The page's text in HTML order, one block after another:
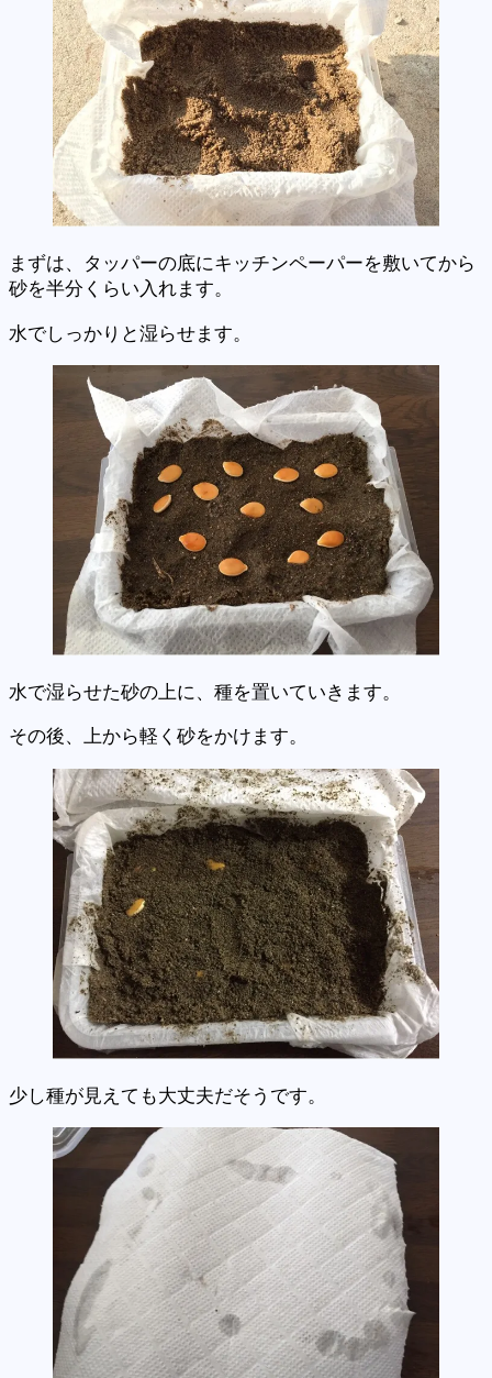
まずは、タッパーの底にキッチンペーパーを敷いてから
砂を半分くらい入れます。
水でしっかりと湿らせます。
水で湿らせた砂の上に、種を置いていきます。
その後、上から軽く砂をかけます。
少し種が見えても大丈夫だそうです。